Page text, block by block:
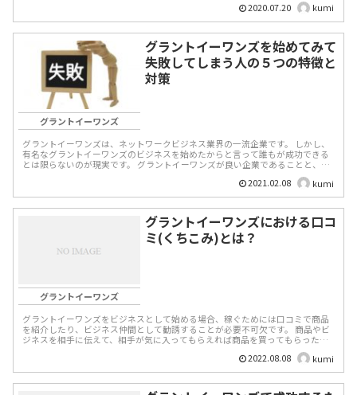
2020.07.20
kumi
グラントイーワンズ
グラントイーワンズを始めてみて
失敗してしまう人の５つの特徴と
対策
グラントイーワンズは、ネットワークビジネス業界の一流企業です。 しかし、
有名なグラントイーワンズのビジネスを始めたからと言って誰もが成功できる
とは限らないのが現実です。 グラントイーワンズが良い企業であることと、あ
2021.02.08 kumi
グラントイーワンズ
グラントイーワンズにおける口コ
ミ(くちこみ)とは？
グラントイーワンズをビジネスとして始める場合、稼ぐためには口コミで商品
を紹介したり、ビジネス仲間として勧誘することが必要不可欠です。 商品やビ
ジネスを相手に伝えて、相手が気に入ってもらえれば商品を買ってもらった
2022.08.08 kumi